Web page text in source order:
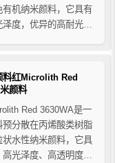
机纳米颜料，它具有
度，优异的高耐光耐
于各种不同的木器漆种
无需研磨，只要使用
料红Microlith Red
颜料
Red 3630WA是一
分散在丙烯酸类树脂
水性纳米颜料，它具
光泽度、高透明度、